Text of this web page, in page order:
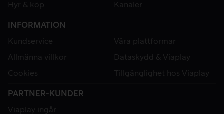
Hyr & köp
Kanaler
INFORMATION
Kundservice
Våra plattformar
Allmänna villkor
Dataskydd & Viaplay
Cookies
Tillgänglighet hos Viaplay
PARTNER-KUNDER
Viaplay ingår